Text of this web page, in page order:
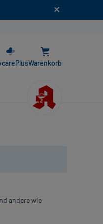
Warenkorb
andere wie